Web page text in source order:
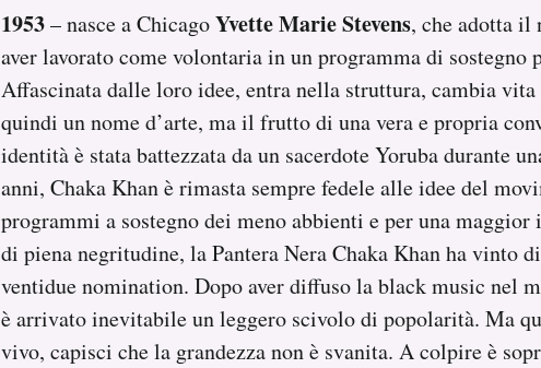
1953– nasce a ChicagoYvette Marie Stevens, che adotta il
aver lavorato come volontaria in un programma di sostegno
Affascinata dalle loro idee, entra nella struttura, cambia vita
quindi un nome d’arte, ma il frutto di una vera e propria
identità è stata battezzata da un sacerdote Yoruba durante
anni, Chaka Khan è rimasta sempre fedele alle idee del
programmi a sostegno dei meno abbienti e per una
di piena negritudine, la Pantera Nera Chaka Khan ha vinto
ventidue nomination. Dopo aver diffuso la black music nel
è arrivato inevitabile un leggero scivolo di popolarità. Ma
vivo, capisci che la grandezza non è svanita. A colpire è